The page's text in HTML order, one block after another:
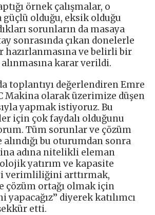
örnek çalışmalar, o
olduğu, eksik olduğu
sorunların da masaya
sonrasında çıkan donelerle
hazırlanmasına ve belirli bir
karar verildi.
toplantıyı değerlendiren Emre
Makina olarak üzerimize düşen
yapmak istiyoruz. Bu
için çok faydalı olduğunu
Tüm sorunlar ve çözüm
bu oturumdan sonra
adına nitelikli eleman
yatırım ve kapasite
verimliliğini arttırmak,
çözüm ortağı olmak için
diyerek katılımcı
etti.